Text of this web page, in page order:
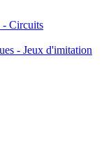
- Circuits
- Jeux d'imitation